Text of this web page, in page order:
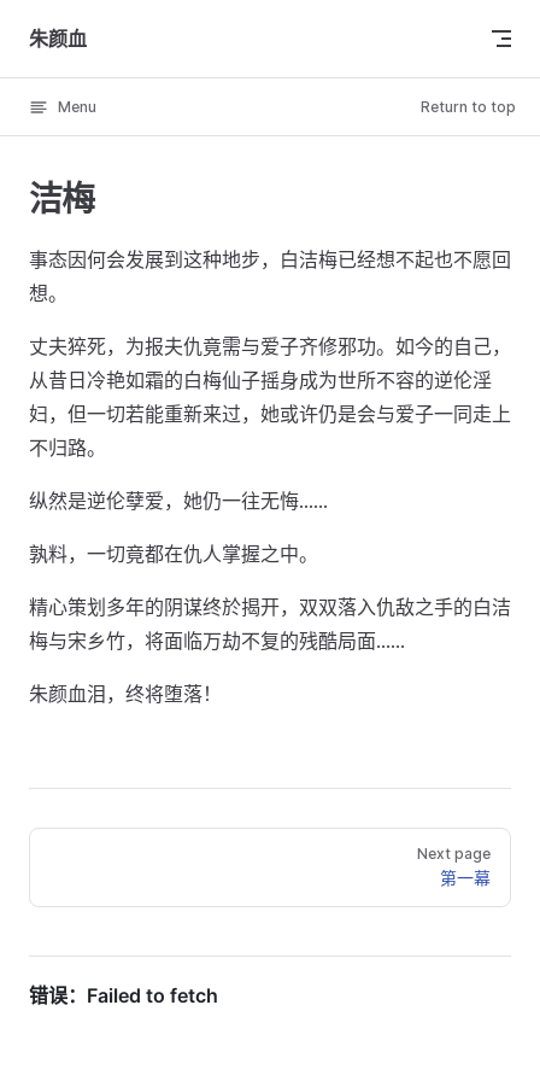
Skip to content
朱颜血
Menu Return to top
洁梅
事态因何会发展到这种地步，白洁梅已经想不起也不愿回
想。
丈夫猝死，为报夫仇竟需与爱子齐修邪功。如今的自己，
从昔日冷艳如霜的白梅仙子摇身成为世所不容的逆伦淫
妇，但一切若能重新来过，她或许仍是会与爱子一同走上
不归路。
纵然是逆伦孽爱，她仍一往无悔……
孰料，一切竟都在仇人掌握之中。
精心策划多年的阴谋终於揭开，双双落入仇敌之手的白洁
梅与宋乡竹，将面临万劫不复的残酷局面……
朱颜血泪，终将堕落！
Next page
第一幕